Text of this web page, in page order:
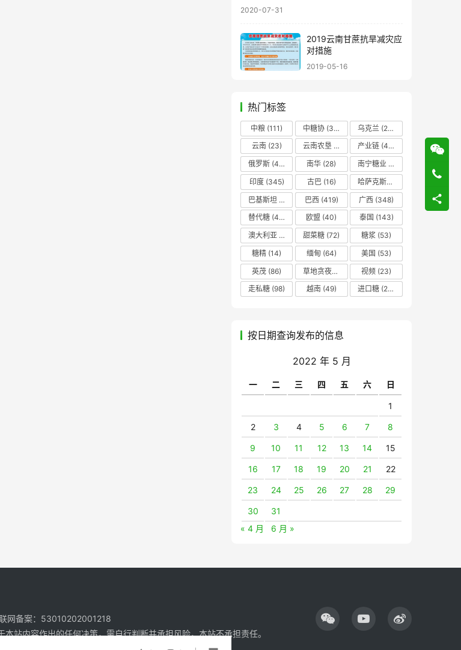
2020-07-31
2019云南甘蔗抗旱减灾应
对措施
2019-05-16
热门标签
中粮 (111) 中糖协 (37) 乌克兰 (20)
云南(23) 云南农垦 产业链 (42)
俄罗斯 (43) 南华 (28) 南宁糖业
印度(345) 古巴(16) 哈萨克斯坦
巴基斯坦
巴西(419) 广西 (348)
替代糖 (48) 欧盟 (40) 泰国 (143)
澳大利亚
甜菜糖 (72) 糖浆 (53)
糖精 (14) 缅甸 (64) 美国 (53)
英茂 (86) 草地贪夜蛾 视频 (23)
走私糖 (98) 越南(49) 进口糖 (236)
按日期查询发布的信息
2022 年 5 月
一 二 三 四 五 六 日
1
2 3 4 5 6 7 8
9 10 11 12 13 14 15
16 17 18 19 20 21 22
23 24 25 26 27 28 29
30
31
« 4 月
6 月 »
网备案：53010202001218
站内容作出的任何决策，需自行判断并承担风险，本站不承担责任。